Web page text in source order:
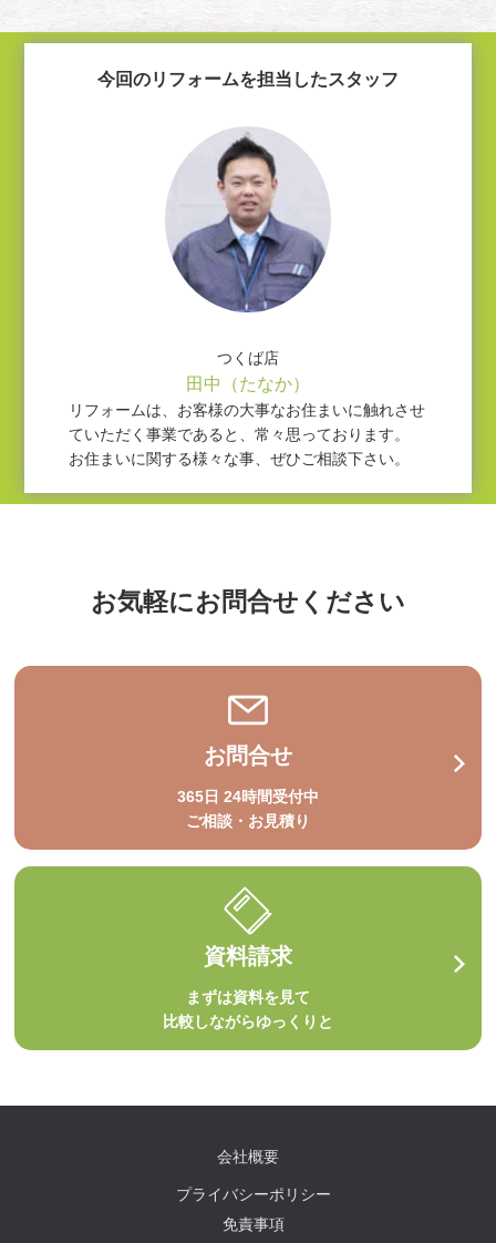
今回のリフォームを担当したスタッフ
つくば店
田中（たなか）
リフォームは、お客様の大事なお住まいに触れさせ
ていただく事業であると、常々思っております。
お住まいに関する様々な事、ぜひご相談下さい。
お気軽にお問合せください
お問合せ
365日 24時間受付中
ご相談・お見積り
資料請求
まずは資料を見て
比較しながらゆっくりと
会社概要
プライバシーポリシー
免責事項